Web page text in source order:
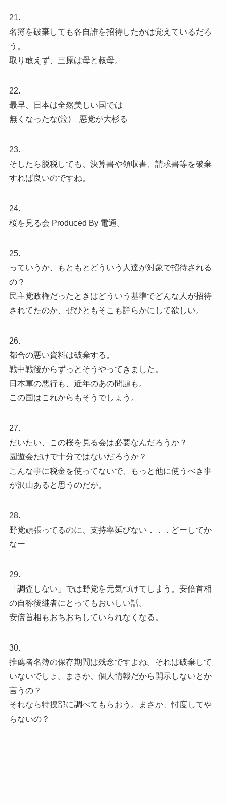
21.
名簿を破棄しても各自誰を招待したかは覚えているだろ
う。
取り敢えず、三原は母と叔母。
22.
最早、日本は全然美しい国では
無くなったな(泣) 悪党が大杉る
23.
そしたら脱税しても、決算書や領収書、請求書等を破棄
すれば良いのですね。
24.
桜を見る会 Produced By 電通。
25.
っていうか、もともとどういう人達が対象で招待される
の？
民主党政権だったときはどういう基準でどんな人が招待
されてたのか、ぜひともそこも詳らかにして欲しい。
26.
都合の悪い資料は破棄する。
戦中戦後からずっとそうやってきました。
日本軍の悪行も、近年のあの問題も。
この国はこれからもそうでしょう。
27.
だいたい、この桜を見る会は必要なんだろうか？
園遊会だけで十分ではないだろうか？
こんな事に税金を使ってないで、もっと他に使うべき事
が沢山あると思うのだが。
28.
野党頑張ってるのに、支持率延びない．．．どーしてか
なー
29.
「調査しない」では野党を元気づけてしまう。安倍首相
の自称後継者にとってもおいしい話。
安倍首相もおちおちしていられなくなる。
30.
推薦者名簿の保存期間は残念ですよね。それは破棄して
いないでしょ。まさか、個人情報だから開示しないとか
言うの？
それなら特捜部に調べてもらおう。まさか、忖度してや
らないの？